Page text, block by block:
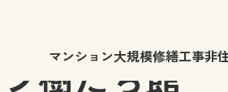
マンション大規模修繕工事非
樹だち館